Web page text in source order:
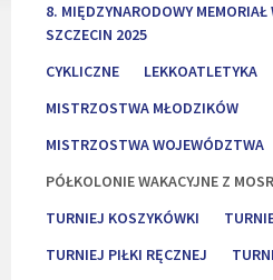
8. MIĘDZYNARODOWY
SZCZECIN 2025
CYKLICZNE
LEKKOATLETYKA
MISTRZOSTWA MŁODZIKÓW
MISTRZOSTWA WOJEWÓDZTWA
PÓŁKOLONIE WAKACYJNE Z
TURNIEJ KOSZYKÓWKI
TURNIEJ PIŁKI RĘCZNEJ